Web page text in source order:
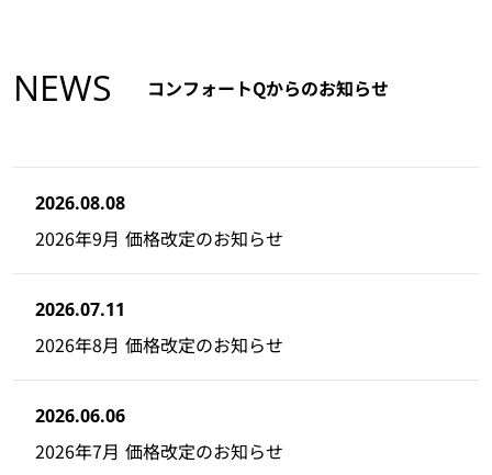
NEWS コンフォートQからのお知らせ
2026.08.08
2026年9月 価格改定のお知らせ
2026.07.11
2026年8月 価格改定のお知らせ
2026.06.06
2026年7月 価格改定のお知らせ